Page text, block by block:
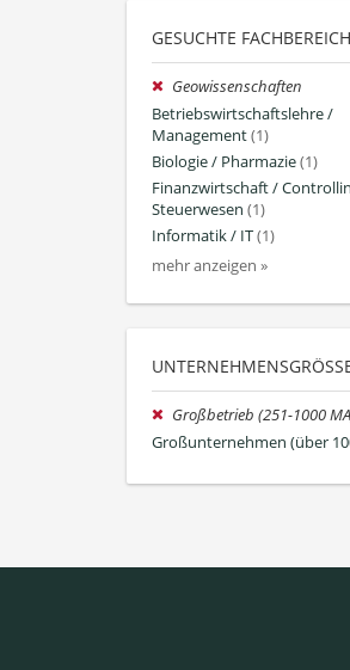
GESUCHTE
Geowissenschaften
Betriebswirtschaftslehre /
Management(1)
Biologie / Pharmazie(1)
Finanzwirtschaft /
Steuerwesen (1)
Informatik / IT(1)
mehr anzeigen »
UNTERNEHMENSGRÖSSE
Großbetrieb (251-1000
Großunternehmen (über